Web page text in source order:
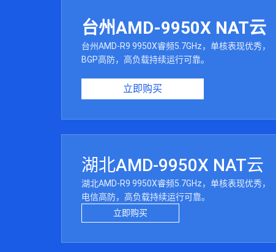
台州AMD-9950X NAT云
台州AMD-R9 9950X睿频5.7GHz，单核表现优秀，
BGP高防，高负载持续运行可靠。
立即购买
湖北AMD-9950X NAT云
湖北AMD-R9 9950X睿频5.7GHz，单核表现优秀，
电信高防，高负载持续运行可靠。
立即购买